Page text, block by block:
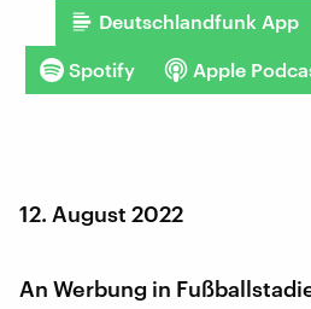
Deutschlandfunk App
Spotify Apple
12. August 2022
An Werbung in